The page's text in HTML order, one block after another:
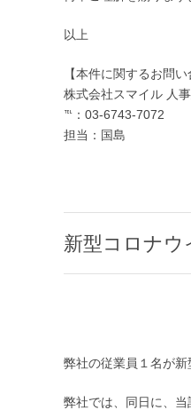
以上
【本件に関するお問い
株式会社スマイル 人
℡：03-6743-7072
担当：国島
新型コロナウ
弊社の従業員１名が
弊社では、同日に、当